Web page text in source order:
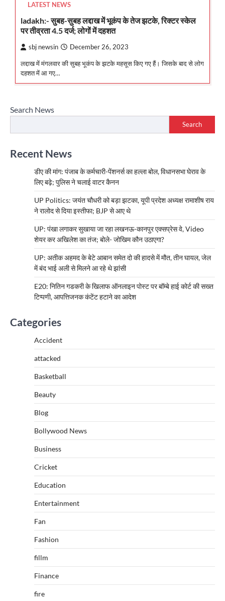
LATEST NEWS
ladakh:- सुबह-सुबह लद्दाख में भूकंप के तेज झटके, रिक्टर स्केल
पर तीव्रता 4.5 दर्ज; लोगों में दहशत
sbj newsin December 26, 2023
लद्दाख में मंगलवार की सुबह भूकंप के झटके महसूस किए गए हैं। जिसके बाद से लोग
दहशत में आ गए…
Search News
Search
Recent News
डीए की मांग: पंजाब के कर्मचारी-पेंशनर्स का हल्ला बोल, विधानसभा घेराव के
लिए बढ़े; पुलिस ने चलाई वाटर कैनन
UP Politics: जयंत चौधरी को बड़ा झटका, यूपी प्रदेश अध्यक्ष रामाशीष राय
ने रालोद से दिया इस्तीफा; BJP से आए थे
UP: पंखा लगाकर सुखाया जा रहा लखनऊ-कानपुर एक्सप्रेस वे, Video
शेयर कर अखिलेश का तंज; बोले- जोखिम कौन उठाएगा?
UP: अतीक अहमद के बेटे आबान समेत दो की हादसे में मौत, तीन घायल, जेल
में बंद भाई अली से मिलने आ रहे थे झांसी
E20: नितिन गडकरी के खिलाफ ऑनलाइन पोस्ट पर बॉम्बे हाई कोर्ट की सख्त
टिप्पणी, आपत्तिजनक कंटेंट हटाने का आदेश
Categories
Accident
attacked
Basketball
Beauty
Blog
Bollywood News
Business
Cricket
Education
Entertainment
Fan
Fashion
fillm
Finance
fire